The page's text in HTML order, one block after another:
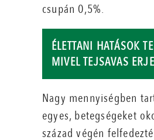
csupán 0,5%.
ÉLETTANI HATÁSOK
MIVEL TEJSAVAS
Nagy mennyiségben
egyes, betegségeket
század végén